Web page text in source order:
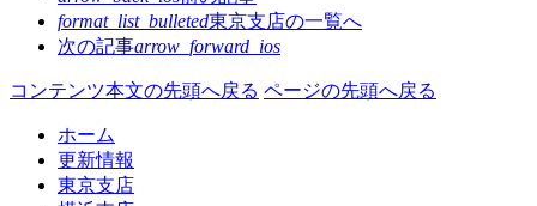
format_list_bulleted東京支店の一覧へ
次の記事arrow_forward_ios
コンテンツ本文の先頭へ戻る ページの先頭へ戻る
ホーム
更新情報
東京支店